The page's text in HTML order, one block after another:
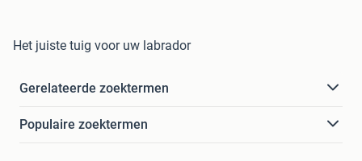
Het juiste tuig voor uw labrador
Gerelateerde zoektermen
Populaire zoektermen